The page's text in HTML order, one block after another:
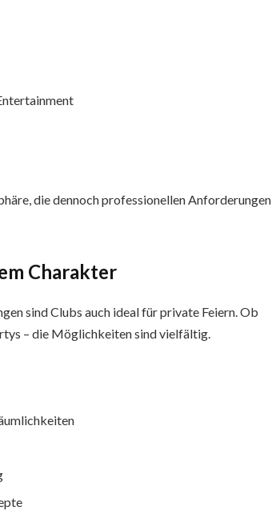
die dennoch professionellen Anforderungen
Charakter
sind Clubs auch ideal für private Feiern. Ob
– die Möglichkeiten sind vielfältig.